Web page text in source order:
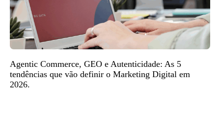
Agentic Commerce, GEO e Autenticidade: As 5
tendências que vão definir o Marketing Digital em
2026.